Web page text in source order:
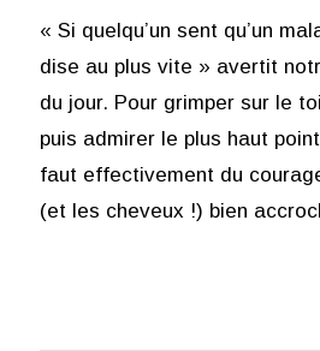
« Si quelqu’un sent qu’un
dise au plus vite » avertit
du jour. Pour grimper sur le
puis admirer le plus haut
faut effectivement du
(et les cheveux !) bien